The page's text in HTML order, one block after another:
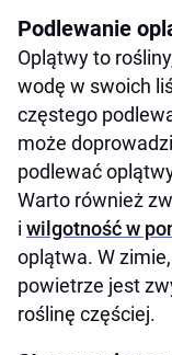
Podlewanie
Oplątwy to
wodę w swoich
częstego
może
podlewać
Warto również
i wilgotność w
oplątwa. W
powietrze jest
roślinę częściej.